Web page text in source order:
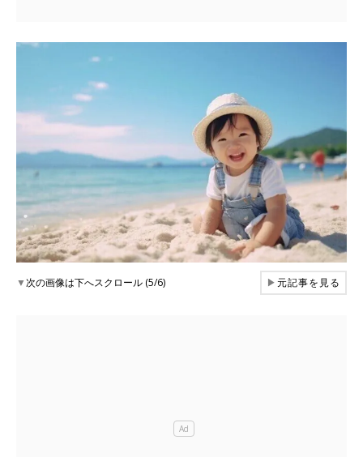
▼次の画像は下へスクロール (5/6) ▶元記事を見る